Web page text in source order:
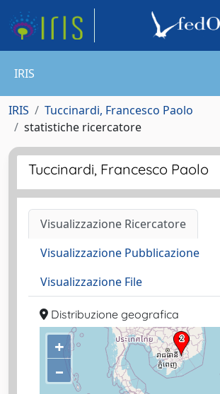
IRIS
IRIS
Tuccinardi, Francesco Paolo
statistiche ricercatore
Tuccinardi, Francesco Paolo
Visualizzazione Ricercatore
Visualizzazione Pubblicazione
Visualizzazione File
Distribuzione geografica
+
–